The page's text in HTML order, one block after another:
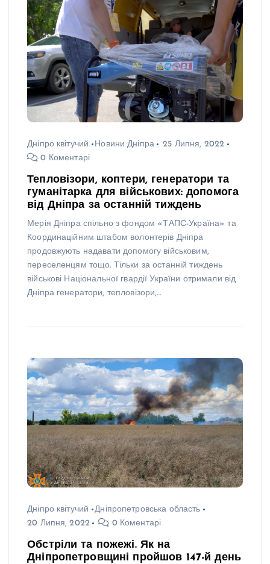
Дніпро квітучий Новини Дніпра
25 Липня, 2022
0 Коментарі
Тепловізори, коптери, генератори та
гуманітарка для військових: допомога
від Дніпра за останній тиждень
Мерія Дніпра спільно з фондом «ТАПС-Україна» та
Координаційним штабом волонтерів Дніпра
продовжують надавати допомогу військовим,
переселенцям тощо. Тільки за останній тиждень
військові Національної гвардії України отримали від
Дніпра генератори, тепловізори,…
Дніпро квітучий
Дніпропетровська область
20 Липня, 2022
0 Коментарі
Обстріли та пожежі. Як на
Дніпропетровщині пройшов 147-й день